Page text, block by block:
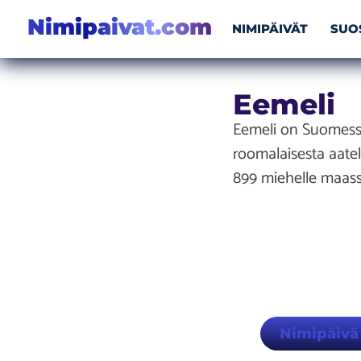
Nimipaivat.com NIMIPÄIVÄT
Eemeli
Eemeli on
roomalaisesta
899 miehelle